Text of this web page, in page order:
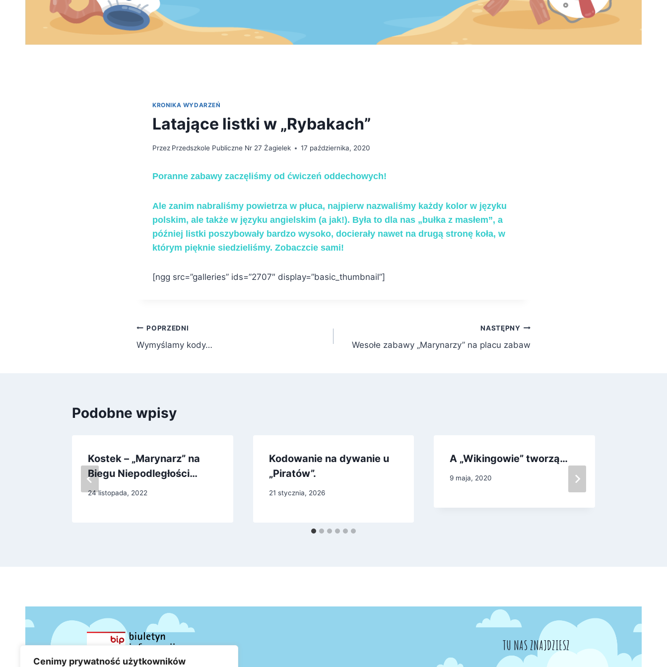
Cenimy prywatność użytkowników
KRONIKA WYDARZEŃ
Latające listki w „Rybakach”
Przez Przedszkole Publiczne Nr 27 Żagielek 17 października, 2020
Poranne zabawy zaczęliśmy od ćwiczeń oddechowych!
Ale zanim nabraliśmy powietrza w płuca, najpierw nazwaliśmy każdy kolor w języku
polskim, ale także w języku angielskim (a jak!). Była to dla nas „bułka z masłem”, a
później listki poszybowały bardzo wysoko, docierały nawet na drugą stronę koła, w
którym pięknie siedzieliśmy. Zobaczcie sami!
[ngg src=”galleries” ids=”2707″ display=”basic_thumbnail”]
Nawigacja
wpisu
POPRZEDNI
Wymyślamy kody…
NASTĘPNY
Wesołe zabawy „Marynarzy” na placu zabaw
Podobne wpisy
Kostek – „Marynarz” na
Biegu Niepodległości…
24 listopada, 2022
Kodowanie na dywanie u
„Piratów”.
21 stycznia, 2026
A „Wikingowie” tworzą…
9 maja, 2020
TU NAS ZNAJDZIESZ